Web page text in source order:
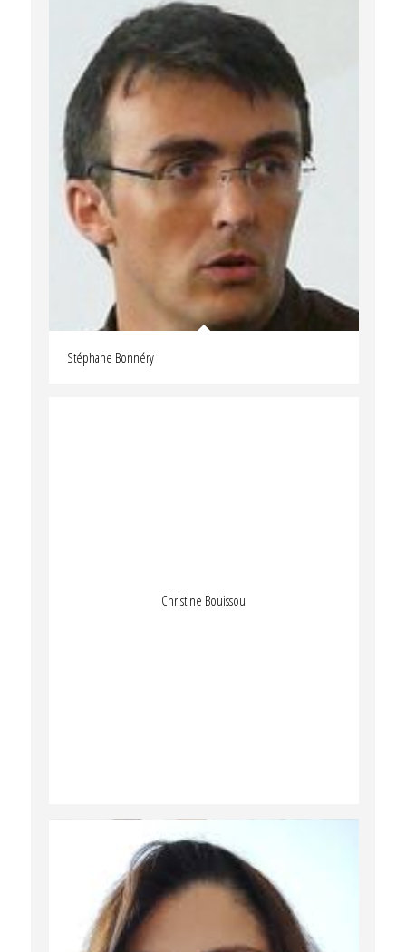
Stéphane Bonnéry
Christine Bouissou